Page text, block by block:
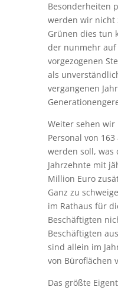
Besonderheiten
werden wir nicht
Grünen dies tun
der nunmehr auf
vorgezogenen
als
vergangenen
Weiter sehen wir
Personal von
werden soll, was
Jahrzehnte mit
Million Euro
Ganz zu
im Rathaus für
Beschäftigten
Beschäftigten
sind allein im
von Büroflächen
Das größte